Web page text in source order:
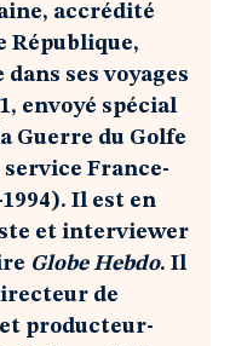
accrédité
République,
ses voyages
envoyé spécial
Guerre du Golfe
France-
Il est en
et interviewer
Globe Hebdo. Il
de
producteur-